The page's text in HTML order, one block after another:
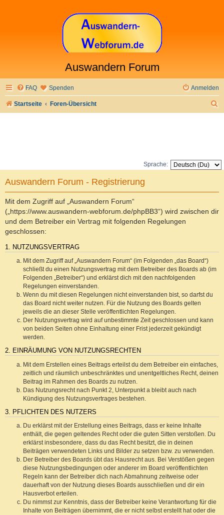
Auswandern Forum
FAQ Spenden Anmelden
Startseite Foren-Übersicht
Sprache:
Auswandern Forum - Registrierung
Mit dem Zugriff auf „Auswandern Forum“
(„https://www.auswandern-webforum.de/phpBB3“) wird zwischen dir
und dem Betreiber ein Vertrag mit folgenden Regelungen
geschlossen:
1. NUTZUNGSVERTRAG
Mit dem Zugriff auf „Auswandern Forum“ (im Folgenden „das Board“)
schließt du einen Nutzungsvertrag mit dem Betreiber des Boards ab (im
Folgenden „Betreiber“) und erklärst dich mit den nachfolgenden
Regelungen einverstanden.
Wenn du mit diesen Regelungen nicht einverstanden bist, so darfst du
das Board nicht weiter nutzen. Für die Nutzung des Boards gelten
jeweils die an dieser Stelle veröffentlichten Regelungen.
Der Nutzungsvertrag wird auf unbestimmte Zeit geschlossen und kann
von beiden Seiten ohne Einhaltung einer Frist jederzeit gekündigt
werden.
2. EINRÄUMUNG VON NUTZUNGSRECHTEN
Mit dem Erstellen eines Beitrags erteilst du dem Betreiber ein einfaches,
zeitlich und räumlich unbeschränktes und unentgeltliches Recht, deinen
Beitrag im Rahmen des Boards zu nutzen.
Das Nutzungsrecht nach Punkt 2, Unterpunkt a bleibt auch nach
Kündigung des Nutzungsvertrages bestehen.
3. PFLICHTEN DES NUTZERS
Du erklärst mit der Erstellung eines Beitrags, dass er keine Inhalte
enthält, die gegen geltendes Recht oder die guten Sitten verstoßen. Du
erklärst insbesondere, dass du das Recht besitzt, die in deinen
Beiträgen verwendeten Links und Bilder zu setzen bzw. zu verwenden.
Der Betreiber des Boards übt das Hausrecht aus. Bei Verstößen gegen
diese Nutzungsbedingungen oder anderer im Board veröffentlichten
Regeln kann der Betreiber dich nach Abmahnung zeitweise oder
dauerhaft von der Nutzung dieses Boards ausschließen und dir ein
Hausverbot erteilen.
Du nimmst zur Kenntnis, dass der Betreiber keine Verantwortung für die
Inhalte von Beiträgen übernimmt, die er nicht selbst erstellt hat oder die